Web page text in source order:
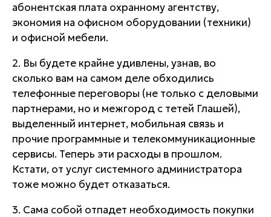
абонентская плата охранному агентству,
экономия на офисном оборудовании (техники)
и офисной мебели.
2. Вы будете крайне удивлены, узнав, во
сколько вам на самом деле обходились
телефонные переговоры (не только с деловыми
партнерами, но и межгород с тетей Глашей),
выделенный интернет, мобильная связь и
прочие программные и телекоммуникационные
сервисы. Теперь эти расходы в прошлом.
Кстати, от услуг системного администратора
тоже можно будет отказаться.
3. Сама собой отпадет необходимость покупки